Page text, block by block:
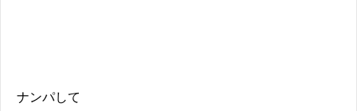
ナンパして